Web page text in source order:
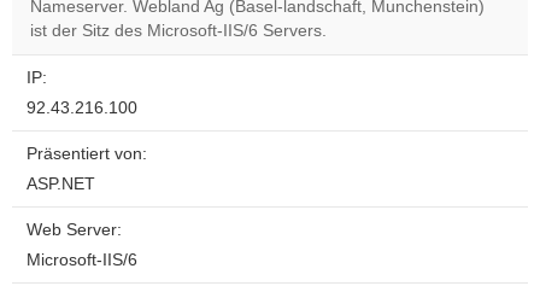
own this
OK
Nameserver. Webland Ag (Basel-landschaft, Munchenstein)
ist der Sitz des Microsoft-IIS/6 Servers.
IP:
92.43.216.100
Präsentiert von:
ASP.NET
Web Server:
Microsoft-IIS/6